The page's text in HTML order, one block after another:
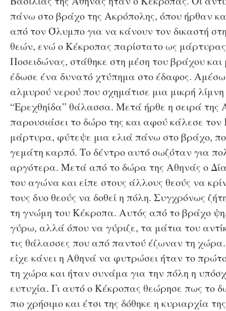
πάνω στο βράχο της Ακρόπολης, όπου ήρθαν
από τον Όλυμπο για να κάνουν τον δικαστή
θεών, ενώ ο Κέκροπας παρίστατο ως
Ποσειδώνας, στάθηκε στη μέση του βράχου και
έδωσε ένα δυνατό χτύπημα στο έδαφος.
αλμυρού νερού που σχημάτισε μια μικρή
“Ερεχθηίδα” θάλασσα. Μετά ήρθε η σειρά της
παρουσιάσει το δώρο της και αφού κάλεσε
μάρτυρα, φύτεψε μια ελιά πάνω στο βράχο,
γεμάτη καρπό. Το δέντρο αυτό σωζόταν για
αργότερα. Μετά από το δώρα της Αθηνάς ο
του αγώνα και είπε στους άλλους θεούς να
τους δυο θεούς να δοθεί η πόλη. Συγχρόνως
τη γνώμη του Κέκροπα. Αυτός από το βράχο
γύρω, αλλά όπου να γύριζε, τα μάτια του
τις θάλασσες που από παντού έζωναν τη
είχε κάνει η Αθηνά να φυτρώσει ήταν το
τη χώρα και ήταν συνάμα για την πόλη η
ευτυχία. Γι αυτό ο Κέκροπας θεώρησε πως το
πιο χρήσιμο και έτσι της δόθηκε η κυριαρχία